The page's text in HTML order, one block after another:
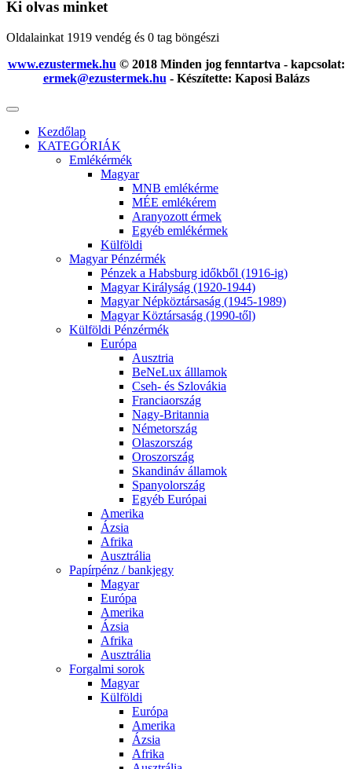
Ki olvas minket
Oldalainkat 1919 vendég és 0 tag böngészi
www.ezustermek.hu © 2018 Minden jog fenntartva - kapcsolat:
ermek@ezustermek.hu - Készítette: Kaposi Balázs
Kezdőlap
KATEGÓRIÁK
Emlékérmék
Magyar
MNB emlékérme
MÉE emlékérem
Aranyozott érmek
Egyéb emlékérmek
Külföldi
Magyar Pénzérmék
Pénzek a Habsburg időkből (1916-ig)
Magyar Királyság (1920-1944)
Magyar Népköztársaság (1945-1989)
Magyar Köztársaság (1990-től)
Külföldi Pénzérmék
Európa
Ausztria
BeNeLux álllamok
Cseh- és Szlovákia
Franciaország
Nagy-Britannia
Németország
Olaszország
Oroszország
Skandináv államok
Spanyolország
Egyéb Európai
Amerika
Ázsia
Afrika
Ausztrália
Papírpénz / bankjegy
Magyar
Európa
Amerika
Ázsia
Afrika
Ausztrália
Forgalmi sorok
Magyar
Külföldi
Európa
Amerika
Ázsia
Afrika